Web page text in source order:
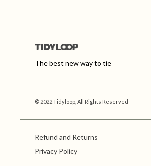
The best new way to tie
© 2022 Tidyloop, All Rights Reserved
Refund and Returns
Privacy Policy